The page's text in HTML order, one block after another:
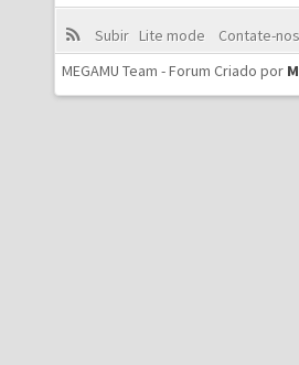
Subir Lite mode
Contate-nos
MEGAMU Team - Forum Criado por